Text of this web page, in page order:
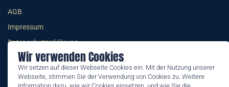
Wir verwenden Cookies
Wir setzen auf dieser Webseite Cookies ein. Mit der Nutzung unserer
Webseite, stimmen Sie der Verwendung von Cookies zu. Weitere
AGB
Impressum
Datenschutzerklärung